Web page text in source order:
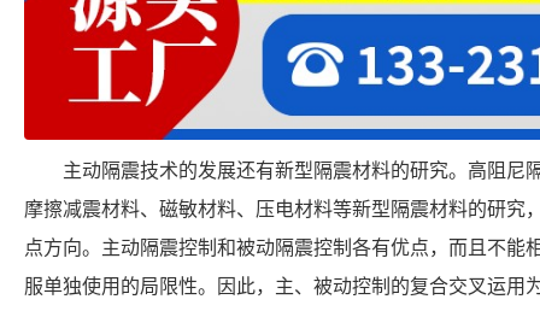
主动隔震技术的发展还有新型隔震材料的研究。高阻尼
摩擦减震材料、磁敏材料、压电材料等新型隔震材料的研究
点方向。主动隔震控制和被动隔震控制各有优点，而且不能
服单独使用的局限性。因此，主、被动控制的复合交叉运用